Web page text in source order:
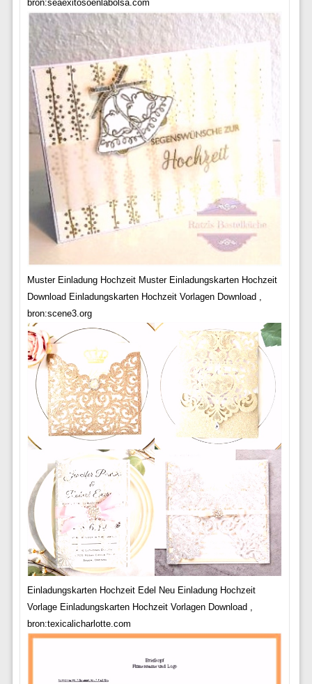
bron:seaexitosoenlabolsa.com
Muster Einladung Hochzeit Muster Einladungskarten Hochzeit
Download Einladungskarten Hochzeit Vorlagen Download ,
bron:scene3.org
Einladungskarten Hochzeit Edel Neu Einladung Hochzeit
Vorlage Einladungskarten Hochzeit Vorlagen Download ,
bron:texicalicharlotte.com